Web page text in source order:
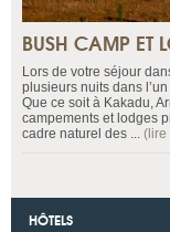
BUSH CAMP ET
Lors de votre séjour
plusieurs nuits dans
Que ce soit à Kakadu,
campements et lodges
cadre naturel des ... (lire
HÔTELS